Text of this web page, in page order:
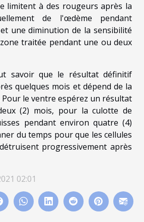
limitent à des rougeurs après la
de l'œdème pendant
une diminution de la sensibilité
traitée pendant une ou deux
savoir que le résultat définitif
quelques mois et dépend de la
Pour le ventre espérez un résultat
(2) mois, pour la culotte de
pendant environ quatre (4)
du temps pour que les cellules
progressivement après
02:01